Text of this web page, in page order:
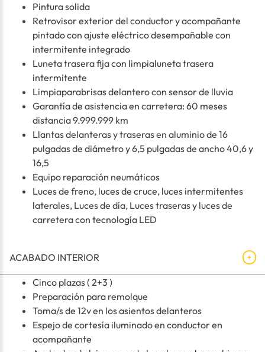
Pintura solida
Retrovisor exterior del conductor y acompañante
pintado con ajuste eléctrico desempañable con
intermitente integrado
Luneta trasera fija con limpialuneta trasera
intermitente
Limpiaparabrisas delantero con sensor de lluvia
Garantía de asistencia en carretera: 60 meses
distancia 9.999.999 km
Llantas delanteras y traseras en aluminio de 16
pulgadas de diámetro y 6,5 pulgadas de ancho 40,6 y
16,5
Equipo reparación neumáticos
Luces de freno, luces de cruce, luces intermitentes
laterales, Luces de día, Luces traseras y luces de
carretera con tecnología LED
ACABADO INTERIOR
Cinco plazas ( 2+3 )
Preparación para remolque
Toma/s de 12v en los asientos delanteros
Espejo de cortesía iluminado en conductor en
acompañante